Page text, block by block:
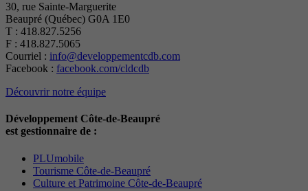
30, rue Sainte-Marguerite
Beaupré (Québec) G0A 1E0
T : 418.827.5256
F : 418.827.5065
Courriel : info@developpementcdb.com
Facebook : facebook.com/cldcdb
Découvrir notre équipe
Développement Côte-de-Beaupré
est gestionnaire de :
PLUmobile
Tourisme Côte-de-Beaupré
Culture et Patrimoine Côte-de-Beaupré